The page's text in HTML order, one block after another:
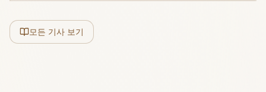
모든 기사 보기